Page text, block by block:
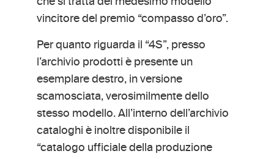
vincitore del premio “compasso d’oro”.
Per quanto riguarda il “4S”, presso
l’archivio prodotti è presente un
esemplare destro, in versione
scamosciata, verosimilmente dello
stesso modello. All’interno dell’archivio
cataloghi è inoltre disponibile il
“catalogo ufficiale della produzione